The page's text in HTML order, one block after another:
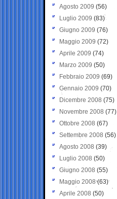
Agosto 2009 (56)
Luglio 2009 (83)
Giugno 2009 (76)
Maggio 2009 (72)
Aprile 2009 (74)
Marzo 2009 (50)
Febbraio 2009 (69)
Gennaio 2009 (70)
Dicembre 2008 (75)
Novembre 2008 (77)
Ottobre 2008 (67)
Settembre 2008 (56)
Agosto 2008 (39)
Luglio 2008 (50)
Giugno 2008 (55)
Maggio 2008(63)
Aprile 2008 (50)